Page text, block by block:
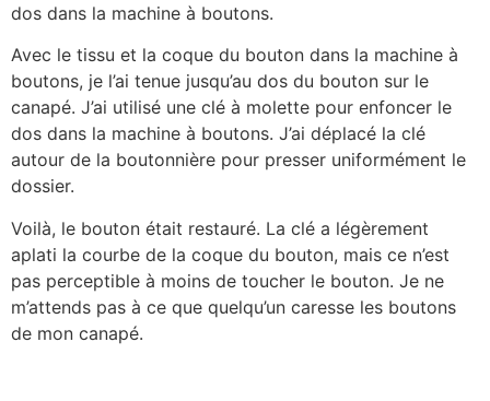
dos dans la machine à boutons.
Avec le tissu et la coque du bouton dans la machine à
boutons, je l’ai tenue jusqu’au dos du bouton sur le
canapé. J’ai utilisé une clé à molette pour enfoncer le
dos dans la machine à boutons. J’ai déplacé la clé
autour de la boutonnière pour presser uniformément le
dossier.
Voilà, le bouton était restauré. La clé a légèrement
aplati la courbe de la coque du bouton, mais ce n’est
pas perceptible à moins de toucher le bouton. Je ne
m’attends pas à ce que quelqu’un caresse les boutons
de mon canapé.